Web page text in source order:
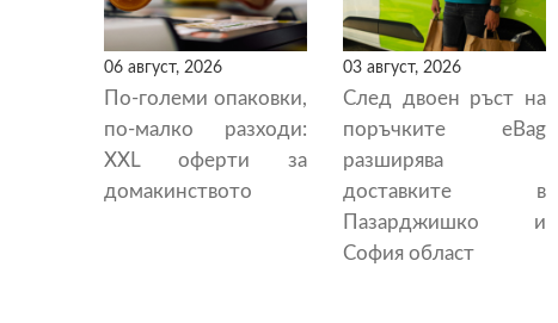
06 август, 2026
По-големи опаковки,
по-малко разходи:
XXL оферти за
домакинството
03 август, 2026
След двоен ръст на
поръчките eBag
разширява
доставките в
Пазарджишко и
София област